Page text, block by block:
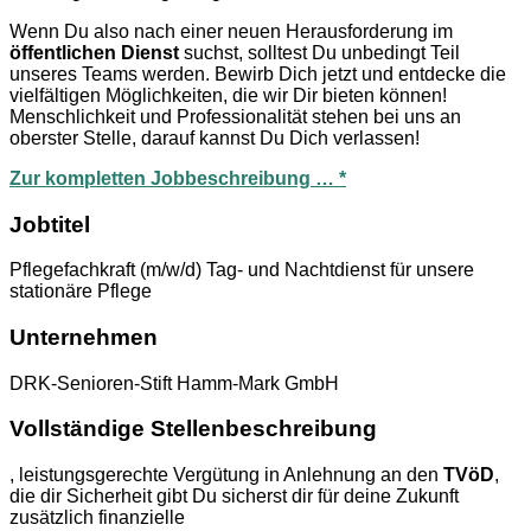
Wenn Du also nach einer neuen Herausforderung im
öffentlichen Dienst suchst, solltest Du unbedingt Teil
unseres Teams werden. Bewirb Dich jetzt und entdecke die
vielfältigen Möglichkeiten, die wir Dir bieten können!
Menschlichkeit und Professionalität stehen bei uns an
oberster Stelle, darauf kannst Du Dich verlassen!
Zur kompletten Jobbeschreibung … *
Jobtitel
Pflegefachkraft (m/w/d) Tag- und Nachtdienst für unsere
stationäre Pflege
Unternehmen
DRK-Senioren-Stift Hamm-Mark GmbH
Vollständige Stellenbeschreibung
, leistungsgerechte Vergütung in Anlehnung an den TVöD,
die dir Sicherheit gibt Du sicherst dir für deine Zukunft
zusätzlich finanzielle